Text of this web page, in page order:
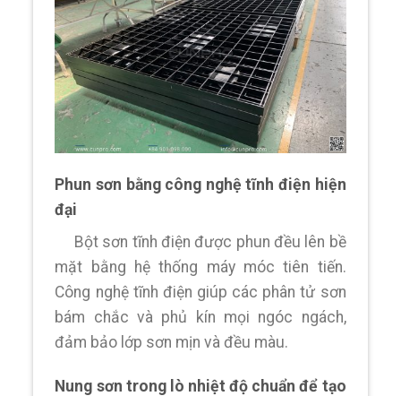
Phun sơn bằng công nghệ tĩnh điện hiện
đại
Bột sơn tĩnh điện được phun đều lên bề
mặt bằng hệ thống máy móc tiên tiến.
Công nghệ tĩnh điện giúp các phân tử sơn
bám chắc và phủ kín mọi ngóc ngách,
đảm bảo lớp sơn mịn và đều màu.
Nung sơn trong lò nhiệt độ chuẩn để tạo